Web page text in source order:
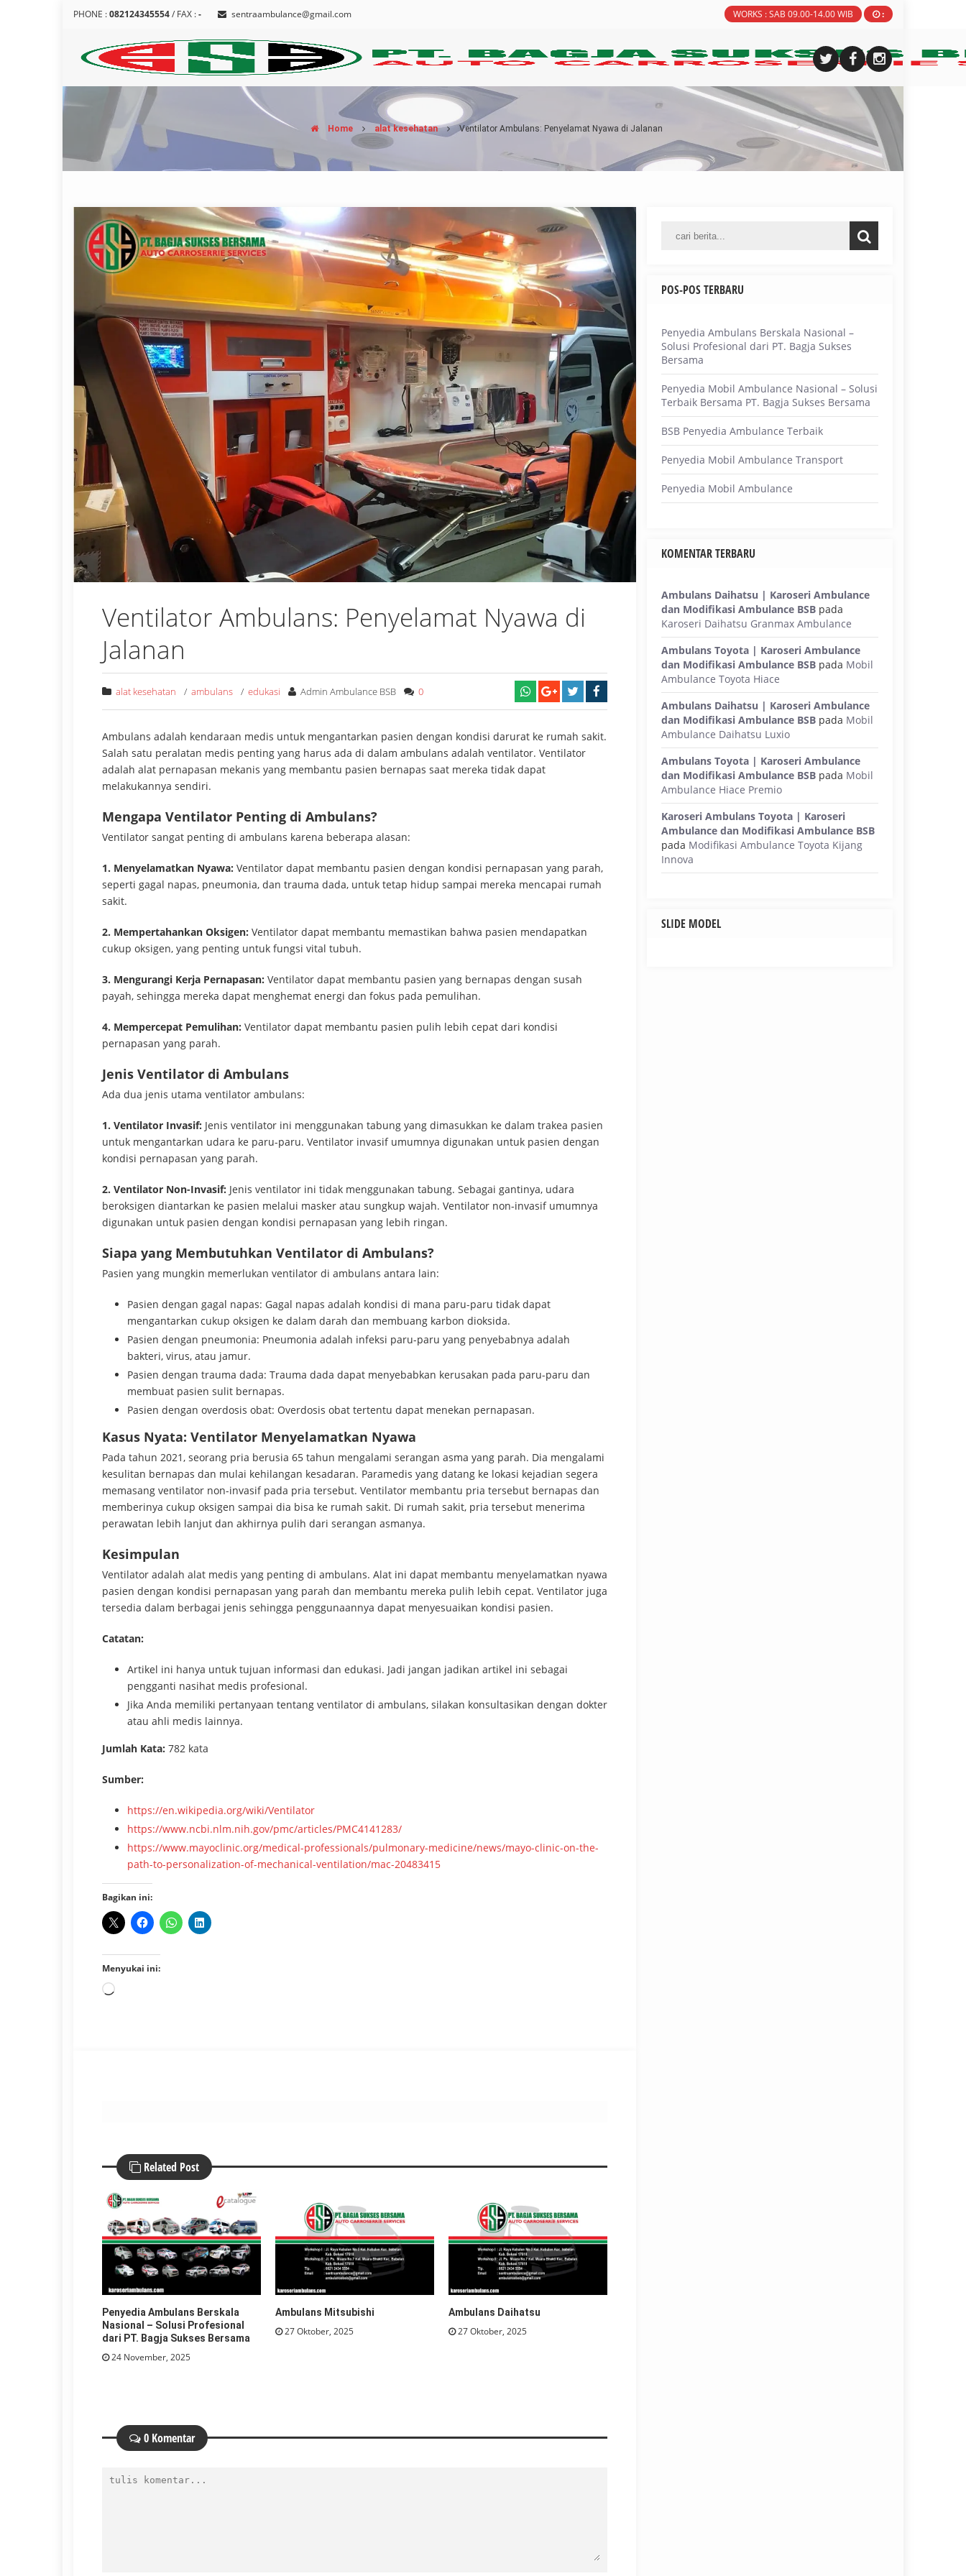
PHONE :082124345554/ FAX :- sentraambulance@gmail.com WORKS : SAB 09.00-14.00 WIB :
Home alat kesehatan Ventilator Ambulans: Penyelamat Nyawa di Jalanan
Ventilator Ambulans: Penyelamat Nyawa di
Jalanan
alat kesehatan / ambulans / edukasi Admin Ambulance BSB 0
Ambulans adalah kendaraan medis untuk mengantarkan pasien dengan kondisi darurat ke rumah sakit.
Salah satu peralatan medis penting yang harus ada di dalam ambulans adalah ventilator. Ventilator
adalah alat pernapasan mekanis yang membantu pasien bernapas saat mereka tidak dapat
melakukannya sendiri.
Mengapa Ventilator Penting di Ambulans?
Ventilator sangat penting di ambulans karena beberapa alasan:
1. Menyelamatkan Nyawa: Ventilator dapat membantu pasien dengan kondisi pernapasan yang parah,
seperti gagal napas, pneumonia, dan trauma dada, untuk tetap hidup sampai mereka mencapai rumah
sakit.
2. Mempertahankan Oksigen: Ventilator dapat membantu memastikan bahwa pasien mendapatkan
cukup oksigen, yang penting untuk fungsi vital tubuh.
3. Mengurangi Kerja Pernapasan: Ventilator dapat membantu pasien yang bernapas dengan susah
payah, sehingga mereka dapat menghemat energi dan fokus pada pemulihan.
4. Mempercepat Pemulihan: Ventilator dapat membantu pasien pulih lebih cepat dari kondisi
pernapasan yang parah.
Jenis Ventilator di Ambulans
Ada dua jenis utama ventilator ambulans:
1. Ventilator Invasif: Jenis ventilator ini menggunakan tabung yang dimasukkan ke dalam trakea pasien
untuk mengantarkan udara ke paru-paru. Ventilator invasif umumnya digunakan untuk pasien dengan
kondisi pernapasan yang parah.
2. Ventilator Non-Invasif: Jenis ventilator ini tidak menggunakan tabung. Sebagai gantinya, udara
beroksigen diantarkan ke pasien melalui masker atau sungkup wajah. Ventilator non-invasif umumnya
digunakan untuk pasien dengan kondisi pernapasan yang lebih ringan.
Siapa yang Membutuhkan Ventilator di Ambulans?
Pasien yang mungkin memerlukan ventilator di ambulans antara lain:
Pasien dengan gagal napas: Gagal napas adalah kondisi di mana paru-paru tidak dapat
mengantarkan cukup oksigen ke dalam darah dan membuang karbon dioksida.
Pasien dengan pneumonia: Pneumonia adalah infeksi paru-paru yang penyebabnya adalah
bakteri, virus, atau jamur.
Pasien dengan trauma dada: Trauma dada dapat menyebabkan kerusakan pada paru-paru dan
membuat pasien sulit bernapas.
Pasien dengan overdosis obat: Overdosis obat tertentu dapat menekan pernapasan.
Kasus Nyata: Ventilator Menyelamatkan Nyawa
Pada tahun 2021, seorang pria berusia 65 tahun mengalami serangan asma yang parah. Dia mengalami
kesulitan bernapas dan mulai kehilangan kesadaran. Paramedis yang datang ke lokasi kejadian segera
memasang ventilator non-invasif pada pria tersebut. Ventilator membantu pria tersebut bernapas dan
memberinya cukup oksigen sampai dia bisa ke rumah sakit. Di rumah sakit, pria tersebut menerima
perawatan lebih lanjut dan akhirnya pulih dari serangan asmanya.
Kesimpulan
Ventilator adalah alat medis yang penting di ambulans. Alat ini dapat membantu menyelamatkan nyawa
pasien dengan kondisi pernapasan yang parah dan membantu mereka pulih lebih cepat. Ventilator juga
tersedia dalam berbagai jenis sehingga penggunaannya dapat menyesuaikan kondisi pasien.
Catatan:
Artikel ini hanya untuk tujuan informasi dan edukasi. Jadi jangan jadikan artikel ini sebagai
pengganti nasihat medis profesional.
Jika Anda memiliki pertanyaan tentang ventilator di ambulans, silakan konsultasikan dengan dokter
atau ahli medis lainnya.
Jumlah Kata: 782 kata
Sumber:
https://en.wikipedia.org/wiki/Ventilator
https://www.ncbi.nlm.nih.gov/pmc/articles/PMC4141283/
https://www.mayoclinic.org/medical-professionals/pulmonary-medicine/news/mayo-clinic-on-the-
path-to-personalization-of-mechanical-ventilation/mac-20483415
Bagikan ini:
Menyukai ini:
Memuat...
Related Post
Penyedia Ambulans Berskala
Nasional – Solusi Profesional
dari PT. Bagja Sukses Bersama
24 November, 2025
Ambulans Mitsubishi
27 Oktober, 2025
Ambulans Daihatsu
27 Oktober, 2025
0 Komentar
POS-POS TERBARU
Penyedia Ambulans Berskala Nasional –
Solusi Profesional dari PT. Bagja Sukses
Bersama
Penyedia Mobil Ambulance Nasional – Solusi
Terbaik Bersama PT. Bagja Sukses Bersama
BSB Penyedia Ambulance Terbaik
Penyedia Mobil Ambulance Transport
Penyedia Mobil Ambulance
KOMENTAR TERBARU
Ambulans Daihatsu | Karoseri Ambulance
dan Modifikasi Ambulance BSB pada
Karoseri Daihatsu Granmax Ambulance
Ambulans Toyota | Karoseri Ambulance
dan Modifikasi Ambulance BSB pada Mobil
Ambulance Toyota Hiace
Ambulans Daihatsu | Karoseri Ambulance
dan Modifikasi Ambulance BSB pada Mobil
Ambulance Daihatsu Luxio
Ambulans Toyota | Karoseri Ambulance
dan Modifikasi Ambulance BSB pada Mobil
Ambulance Hiace Premio
Karoseri Ambulans Toyota | Karoseri
Ambulance dan Modifikasi Ambulance BSB
pada Modifikasi Ambulance Toyota Kijang
Innova
SLIDE MODEL